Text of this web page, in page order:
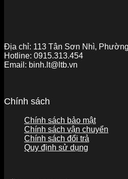
Địa chỉ: 113 Tân Sơn Nhì,
Hotline: 0915.313.454
Email: binh.lt@ltb.vn
Chính sách
Chính sách bảo mật
Chính sách vận chuyển
Chính sách đổi trả
Quy định sử dụng